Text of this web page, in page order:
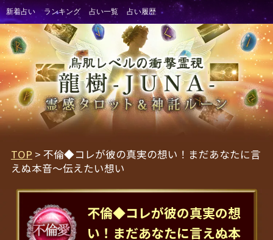
TOP > 不倫◆コレが彼の真実の想い！まだあなたに言
えぬ本音～伝えたい想い
不倫◆コレが彼の真実の想
い！まだあなたに言えぬ本